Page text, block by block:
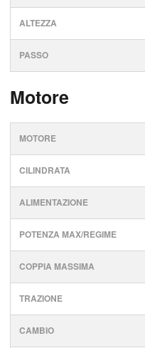
ALTEZZA
PASSO
Motore
MOTORE
CILINDRATA
ALIMENTAZIONE
POTENZA MAX/REGIME
COPPIA MASSIMA
TRAZIONE
CAMBIO